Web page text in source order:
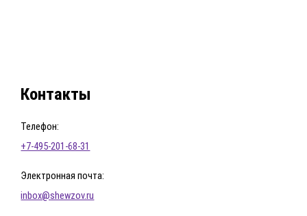
Контакты
Телефон:
+7-495-201-68-31
Электронная почта:
inbox@shewzov.ru